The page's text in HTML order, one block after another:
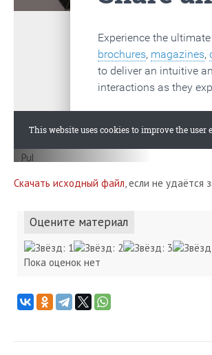
Скачать исходный файл, если не удаётся
Оцените материал
Пока оценок нет